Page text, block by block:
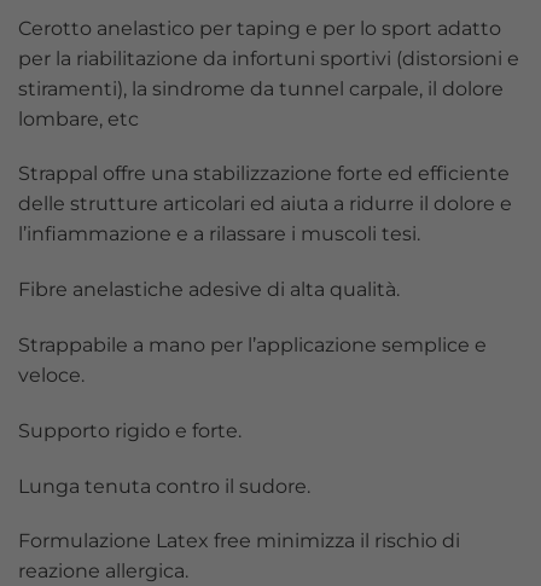
Cerotto anelastico per taping e per lo sport adatto
per la riabilitazione da infortuni sportivi (distorsioni e
stiramenti), la sindrome da tunnel carpale, il dolore
lombare, etc
Strappal offre una stabilizzazione forte ed efficiente
delle strutture articolari ed aiuta a ridurre il dolore e
l’infiammazione e a rilassare i muscoli tesi.
Fibre anelastiche adesive di alta qualità.
Strappabile a mano per l’applicazione semplice e
veloce.
Supporto rigido e forte.
Lunga tenuta contro il sudore.
Formulazione Latex free minimizza il rischio di
reazione allergica.